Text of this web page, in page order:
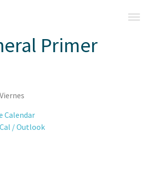
Primer
Calendar
/ Outlook